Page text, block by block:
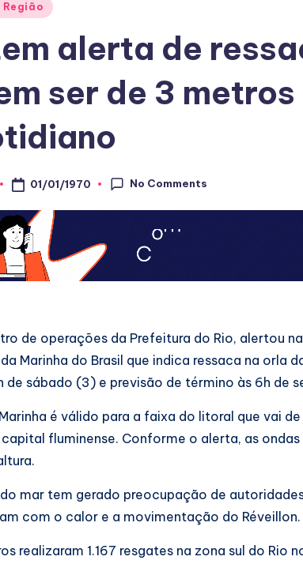
Região
alerta de
ser de 3
01/01/1970 No Comments
de operações da Prefeitura do Rio, alertou
Marinha do Brasil que indica ressaca na orla
de sábado (3) e previsão de término às 6h de
é válido para a faixa do litoral que vai
capital fluminense. Conforme o alerta, as
mar tem gerado preocupação de
com o calor e a movimentação do Réveillon.
realizaram 1.167 resgates na zona sul do